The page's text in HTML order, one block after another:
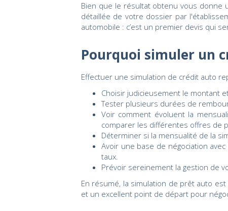
Bien que le résultat obtenu vous donne
détaillée de votre dossier par
automobile : c’est un premier devis qui
Pourquoi simuler un
Effectuer une simulation de crédit auto
Choisir judicieusement le montant
Tester plusieurs durées de
Voir comment évoluent la
comparer les différentes offres de
Déterminer si la mensualité de la
Avoir une base de négociation
taux.
Prévoir sereinement la gestion de
En résumé, la simulation de prêt auto
et un excellent point de départ pour